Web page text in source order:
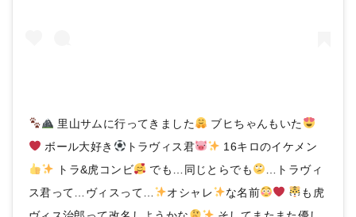
里山サムに行ってきました
ブヒちゃんもいた
ボール大好き
トラヴィス君
16キロのイケメン
トラ&虎コンビ
でも…同じとらでも
…トラヴィ
ス君って…ヴィスって…
オシャレ な名前
も虎